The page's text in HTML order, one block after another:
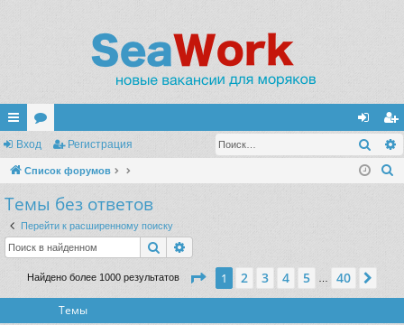
с
ы
лк
и
ор
ум
ы
хо
д
ег
ис
Вход Регистрация
Список форумов
Темы без ответов
Перейти к расширенному поиску
Поиск
Найдено более 1000 результатов Страница из 40
1 2 3 4 5 40
Темы